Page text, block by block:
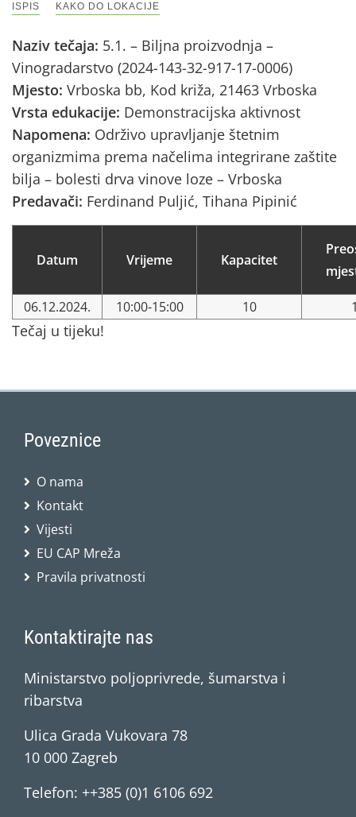
ISPIS KAKO DO LOKACIJE
Naziv tečaja: 5.1. – Biljna proizvodnja –
Vinogradarstvo (2024-143-32-917-17-0006)
Mjesto: Vrboska bb, Kod križa, 21463 Vrboska
Vrsta edukacije: Demonstracijska aktivnost
Napomena: Održivo upravljanje štetnim
organizmima prema načelima integrirane zaštite
bilja – bolesti drva vinove loze – Vrboska
Predavači: Ferdinand Puljić, Tihana Pipinić
Datum Vrijeme Kapacitet
06.12.2024. 10:00-15:00 10
Tečaj u tijeku!
Poveznice
O nama
Kontakt
Vijesti
EU CAP Mreža
Pravila privatnosti
Kontaktirajte nas
Ministarstvo poljoprivrede, šumarstva i
ribarstva
Ulica Grada Vukovara 78
10 000 Zagreb
Telefon: ++385 (0)1 6106 692